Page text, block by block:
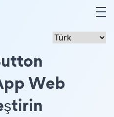
Web